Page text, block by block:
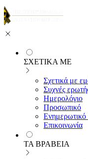
ΣΧΕΤΙΚΑ ΜΕ
Σχετικά με
Συχνές
Ημερολόγιο
Προσωπικό
Ενημερωτικό
Επικοινωνία
ΤΑ ΒΡΑΒΕΙΑ